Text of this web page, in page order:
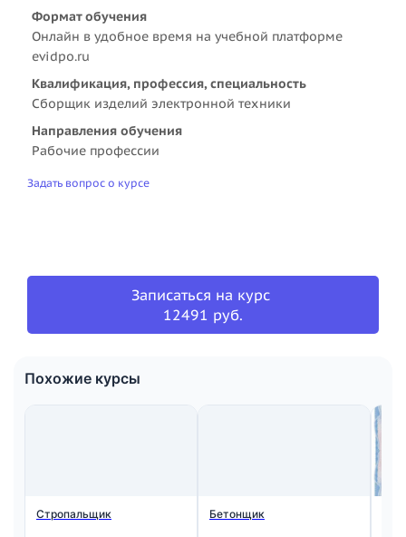
Формат обучения
Онлайн в удобное время на учебной платформе
evidpo.ru
Квалификация, профессия, специальность
Сборщик изделий электронной техники
Направления обучения
Рабочие профессии
Задать вопрос о курсе
Записаться на курс
12491 руб.
Похожие курсы
Стропальщик Бетонщик